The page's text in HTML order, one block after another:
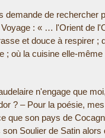
demande de
: « … l'Orient de
et douce à respirer ;
; où la cuisine elle-
n'engage que
? – Pour la poésie,
que son pays de
Soulier de Satin